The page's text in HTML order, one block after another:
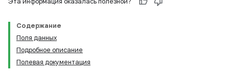
Содержание
Поля данных
Подробное описание
Полевая документация